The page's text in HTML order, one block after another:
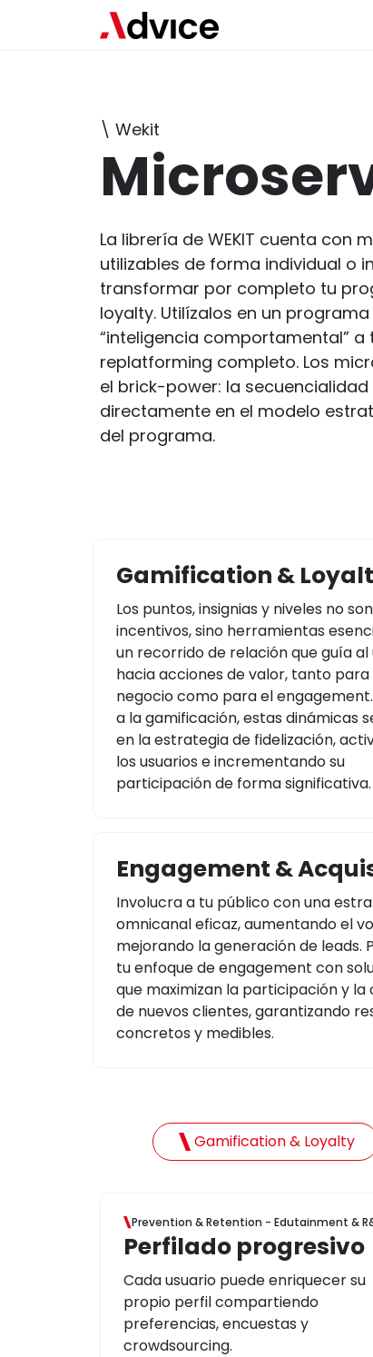
\ Wekit
La librería de WEKIT cuenta con
utilizables de forma individual o
transformar por completo tu
loyalty. Utilízalos en un
“inteligencia comportamental”
replatforming completo. Los
el brick-power: la
directamente en el modelo
del programa.
Gamification &
Los puntos, insignias y niveles no
incentivos, sino herramientas
un recorrido de relación que guía al
hacia acciones de valor, tanto para
negocio como para el
a la gamificación, estas dinámicas
en la estrategia de fidelización,
los usuarios e incrementando su
participación de forma significativa.
Engagement &
Involucra a tu público con una
omnicanal eficaz, aumentando el
mejorando la generación de leads.
tu enfoque de engagement con
que maximizan la participación y
de nuevos clientes, garantizando
concretos y medibles.
Gamification & Loyalty
Prevention & Retention - Edutainment &
Perfilado progresivo
Cada usuario puede enriquecer su
propio perfil compartiendo
preferencias, encuestas y
crowdsourcing.